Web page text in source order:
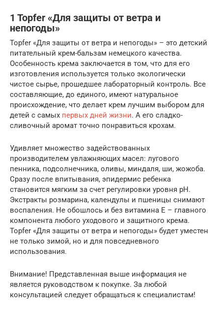
1 Topfer «Для защиты от ветра и
непогоды»
Topfer «Для защиты от ветра и непогоды» – это детский
питательный крем-бальзам немецкого качества.
Особенность крема заключается в том, что для его
изготовления используется только экологически
чистое сырье, прошедшее лабораторный контроль. Все
составляющие, до единого, имеют натуральное
происхождение, что делает крем лучшим выбором для
детей с самых первых дней жизни. А его сладко-
сливочный аромат точно понравиться крохам.
Удивляет множество задействованных
производителем увлажняющих масел: лугового
пенника, подсолнечника, оливы, миндаля, ши, жожоба.
Сразу после впитывания, эпидермис ребенка
становится мягким за счет регулировки уровня pH.
Экстракты розмарина, календулы и пшеницы снимают
воспаления. Не обошлось и без витамина Е – главного
компонента любого уходового и защитного крема.
Topfer «Для защиты от ветра и непогоды» будет уместен
не только зимой, но и для повседневного
использования.
Внимание! Представленная выше информация не
является руководством к покупке. За любой
консультацией следует обращаться к специалистам!